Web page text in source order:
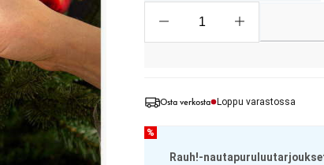
Osta verkosta Loppu varastossa
%
Rauh!-